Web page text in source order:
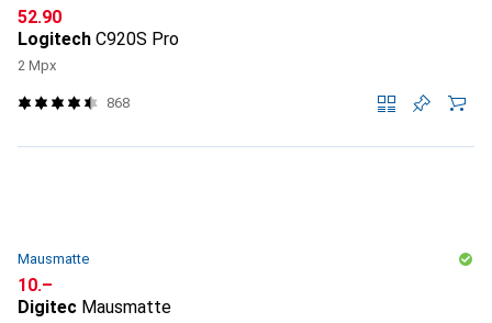
CHF
52.90
Logitech C920S Pro
2 Mpx
868
Mausmatte
CHF
10.–
Digitec Mausmatte